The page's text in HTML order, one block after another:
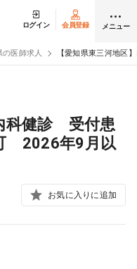
ログイン 会員登録 メニュー
の医師求人 【愛知県東三河地
科健診 受付患
2026年9月以
お気に入りに追加